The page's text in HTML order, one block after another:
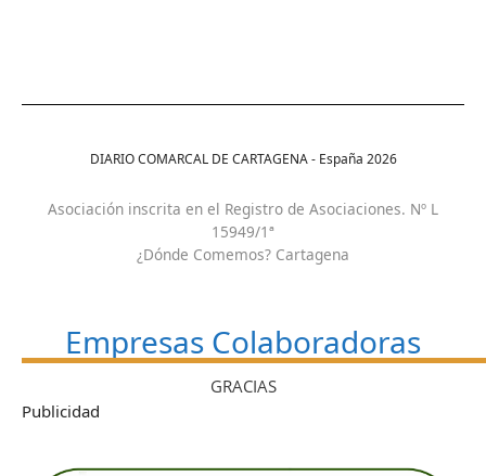
DIARIO COMARCAL DE CARTAGENA - España 2026
Asociación inscrita en el Registro de Asociaciones. Nº L
15949/1ª
¿Dónde Comemos? Cartagena
Empresas Colaboradoras
GRACIAS
Publicidad